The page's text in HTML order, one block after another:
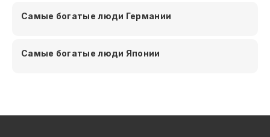
Самые богатые люди Германии
Самые богатые люди Японии